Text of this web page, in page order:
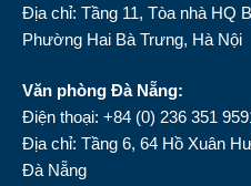
Địa chỉ: Tầng 11, Tòa nhà HQ
Phường Hai Bà Trưng, Hà Nội
Văn phòng Đà Nẵng:
Điện thoại: +84 (0) 236 351
Địa chỉ: Tầng 6, 64 Hồ Xuân
Đà Nẵng